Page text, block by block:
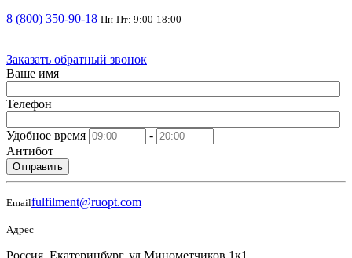
8 (800) 350-90-18 Пн-Пт: 9:00-18:00
Заказать обратный звонок
Ваше имя
Телефон
Удобное время
-
Антибот
Отправить
Emailfulfilment@ruopt.com
Адрес